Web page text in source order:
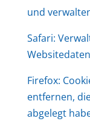
und
Safari:
Firefox:
entfernen,
abgelegt